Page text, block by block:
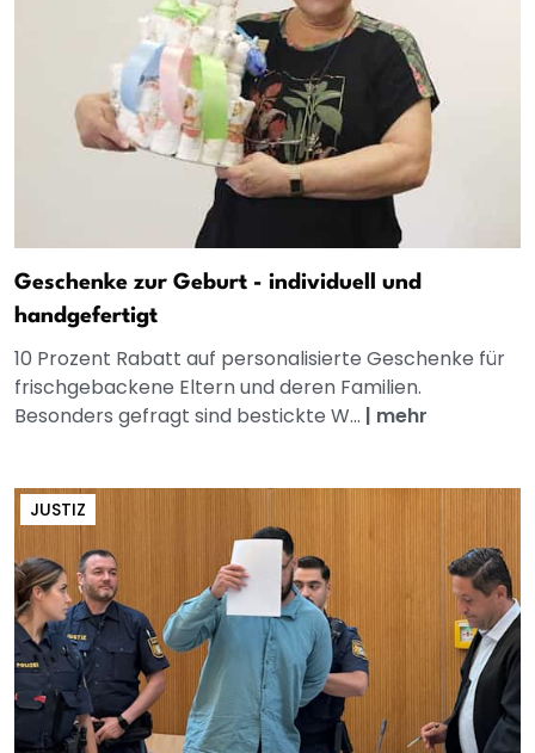
Geschenke zur Geburt - individuell und
handgefertigt
10 Prozent Rabatt auf personalisierte Geschenke für
frischgebackene Eltern und deren Familien.
Besonders gefragt sind bestickte W... | mehr
JUSTIZ